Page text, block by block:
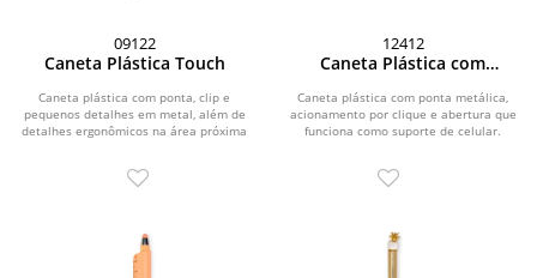
09122
Caneta Plástica Touch
Caneta plástica com ponta, clip e
pequenos detalhes em metal, além de
detalhes ergonômicos na área próxima
12412
Caneta Plástica com
Caneta plástica com ponta metálica,
acionamento por clique e abertura que
funciona como suporte de celular.